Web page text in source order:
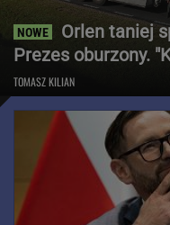
Orlen taniej
Prezes oburzony.
TOMASZ KILIAN